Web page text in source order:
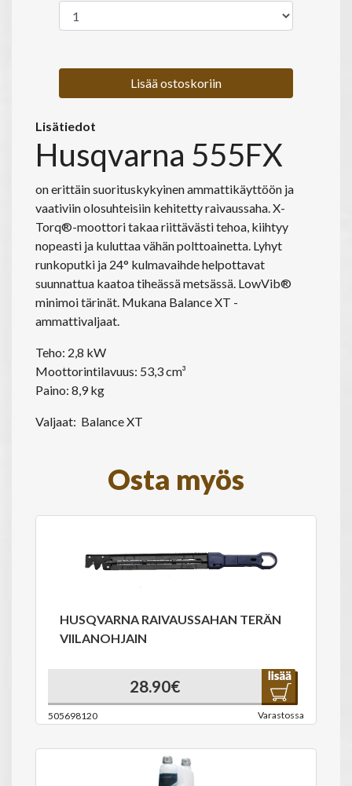
Lisää ostoskoriin
Lisätiedot
Husqvarna 555FX
on erittäin suorituskykyinen ammattikäyttöön ja
vaativiin olosuhteisiin kehitetty raivaussaha. X-
Torq®-moottori takaa riittävästi tehoa, kiihtyy
nopeasti ja kuluttaa vähän polttoainetta. Lyhyt
runkoputki ja 24° kulmavaihde helpottavat
suunnattua kaatoa tiheässä metsässä. LowVib®
minimoi tärinät. Mukana Balance XT -
ammattivaljaat.
Teho: 2,8 kW
Moottorintilavuus: 53,3 cm³
Paino: 8,9 kg
Valjaat: Balance XT
Osta myös
HUSQVARNA RAIVAUSSAHAN TERÄN
VIILANOHJAIN
28.90€
505698120 Varastossa